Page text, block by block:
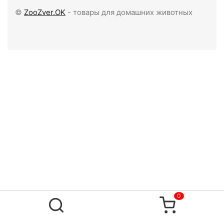
© ZooZver.OK - товары для домашних животных
0